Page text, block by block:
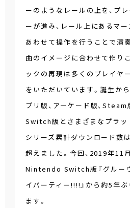
ーのようなレールの上を、プ
ーが進み、レール上にあるマ
あわせて操作を行うことで演
曲のイメージに合わせて作り
ックの再現は多くのプレイヤ
をいただいています。誕生か
プリ版、アーケード版、
Switch版とさまざまなプラッ
シリーズ累計ダウンロード数
超えました。今回、2019年11
Nintendo Switch版『グルー
イパーティー!!!!』から約5年
ます。